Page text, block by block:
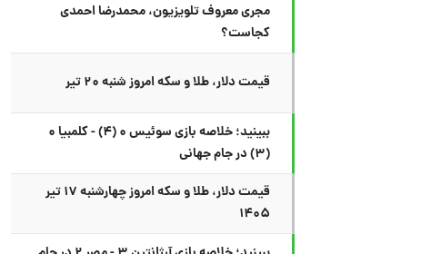
مجری معروف تلویزیون، محمدرضا احمدی
کجاست؟
قیمت دلار، طلا و سکه امروز شنبه ۲۰ تیر
ببینید؛ خلاصه بازی سوئیس ۰ (۴) - کلمبیا ۰
(۳) در جام جهانی
قیمت دلار، طلا و سکه امروز چهارشنبه ۱۷ تیر
۱۴۰۵